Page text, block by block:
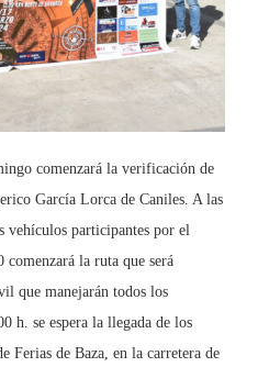
comenzará la verificación de
García Lorca de Caniles. A las
vehículos participantes por el
la ruta que será
que manejarán todos los
h. se espera la llegada de los
Ferias de Baza, en la carretera de